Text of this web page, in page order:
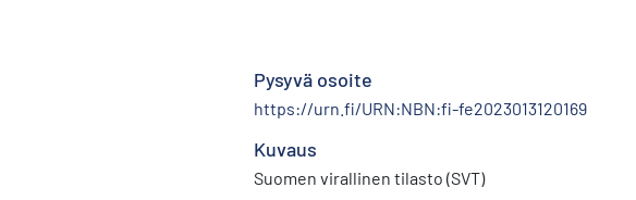
Pysyvä osoite
https://urn.fi/URN:NBN:fi-fe2023013120169
Kuvaus
Suomen virallinen tilasto (SVT)